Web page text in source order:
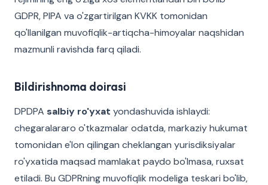
GDPR, PIPA va o'zgartirilgan KVKK tomonidan
qo'llanilgan muvofiqlik-artiqcha-himoyalar naqshidan
mazmunli ravishda farq qiladi.
Bildirishnoma doirasi
DPDPA salbiy ro'yxat yondashuvida ishlaydi:
chegaralararo o'tkazmalar odatda, markaziy hukumat
tomonidan e'lon qilingan cheklangan yurisdiksiyalar
ro'yxatida maqsad mamlakat paydo bo'lmasa, ruxsat
etiladi. Bu GDPRning muvofiqlik modeliga teskari bo'lib,